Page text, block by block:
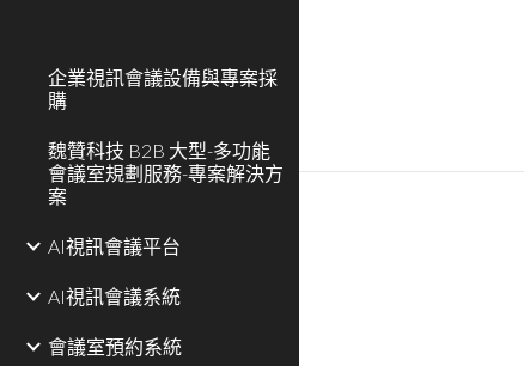
企業視訊會議設備與專案採
購
魏贊科技 B2B 大型-多功能
會議室規劃服務-專案解決方
案
AI視訊會議平台
AI視訊會議系統
會議室預約系統